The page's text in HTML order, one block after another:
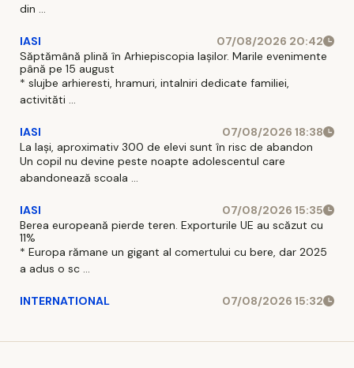
din ...
IASI
07/08/2026 20:42
Săptămână plină în Arhiepiscopia Iașilor. Marile evenimente
până pe 15 august
* slujbe arhieresti, hramuri, intalniri dedicate familiei,
activităti ...
IASI
07/08/2026 18:38
La Iași, aproximativ 300 de elevi sunt în risc de abandon
Un copil nu devine peste noapte adolescentul care
abandonează scoala ...
IASI
07/08/2026 15:35
Berea europeană pierde teren. Exporturile UE au scăzut cu
11%
* Europa rămane un gigant al comertului cu bere, dar 2025
a adus o sc ...
INTERNATIONAL 07/08/2026 15:32